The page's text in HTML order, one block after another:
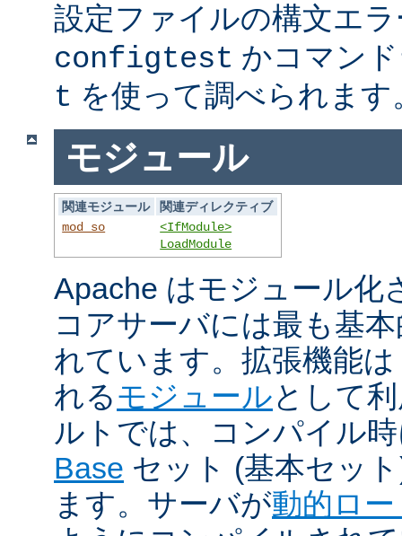
設定ファイルの構文エ
configtest かコマン
t を使って調べられます
モジュール
関連モジュール
関連ディレクティブ
mod_so
<IfModule>
LoadModule
Apache はモジュール化
コアサーバには最も基
れています。拡張機能
れるモジュールとして
ルトでは、コンパイル
Base セット (基本セッ
ます。サーバが動的ロ